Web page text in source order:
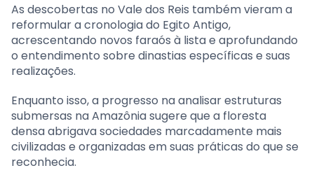
As descobertas no Vale dos Reis também vieram a
reformular a cronologia do Egito Antigo,
acrescentando novos faraós à lista e aprofundando
o entendimento sobre dinastias específicas e suas
realizações.
Enquanto isso, a progresso na analisar estruturas
submersas na Amazônia sugere que a floresta
densa abrigava sociedades marcadamente mais
civilizadas e organizadas em suas práticas do que se
reconhecia.